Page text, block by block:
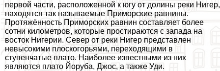
первой части, расположенной к югу от долины реки Нигер,
находятся так называемые Приморские равнины.
Протяжённость Приморских равнин составляет более
сотни километров, которые простираются с запада на
восток Нигерии. Север от реки Нигер представлен
невысокими плоскогорьями, переходящими в
ступенчатые плато. Наиболее известными из них
являются плато Йоруба, Джос, а также Уди.